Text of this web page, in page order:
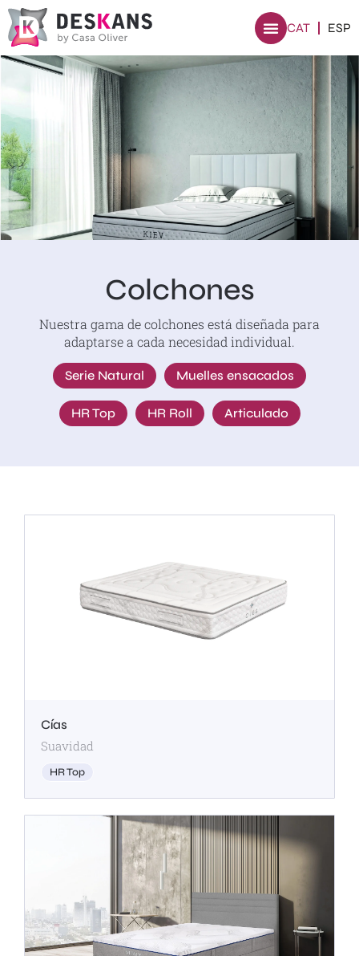
CAT ESP
Colchones
Nuestra gama de colchones está diseñada para
adaptarse a cada necesidad individual.
Serie Natural Muelles ensacados
HR Top HR Roll Articulado
Cías
Suavidad
HR Top